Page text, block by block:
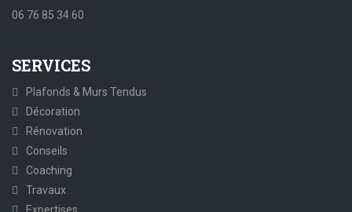
06 76 85 34 60
SERVICES
Plafonds & Murs Tendus
Décoration
Rénovation
Conseils
Coaching
Travaux